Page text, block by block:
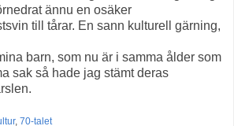
ännu en osäker
till tårar. En sann kulturell gärning,
barn, som nu är i samma ålder som
sak så hade jag stämt deras
, 70-talet